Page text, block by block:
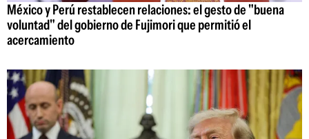
México y Perú restablecen relaciones: el gesto de "buena
voluntad" del gobierno de Fujimori que permitió el
acercamiento